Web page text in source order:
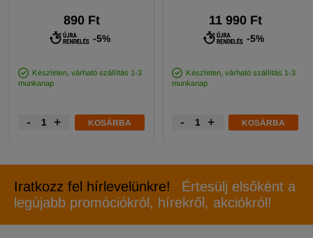
890 Ft
-5%
Készleten, várható szállítás 1-3
munkanap
- + KOSÁRBA
11 990 Ft
-5%
Készleten, várható szállítás 1-3
munkanap
- + KOSÁRBA
Iratkozz fel hírlevelünkre!
Értesülj elsőként a
legújabb promóciókról, hírekről, akciókról!